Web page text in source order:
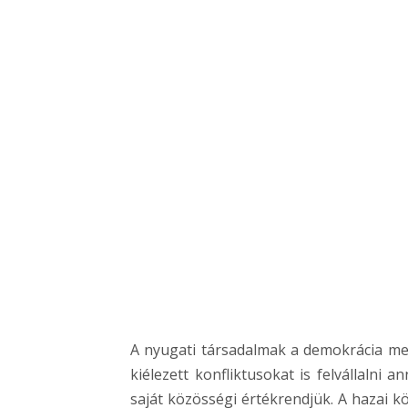
A nyugati társadalmak a demokrácia
kiélezett konfliktusokat is felvállalni
saját közösségi értékrendjük. A hazai